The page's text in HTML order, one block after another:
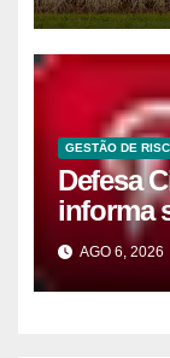
GESTÃO DE
Defesa
informa
conta de
AGO 6, 2026